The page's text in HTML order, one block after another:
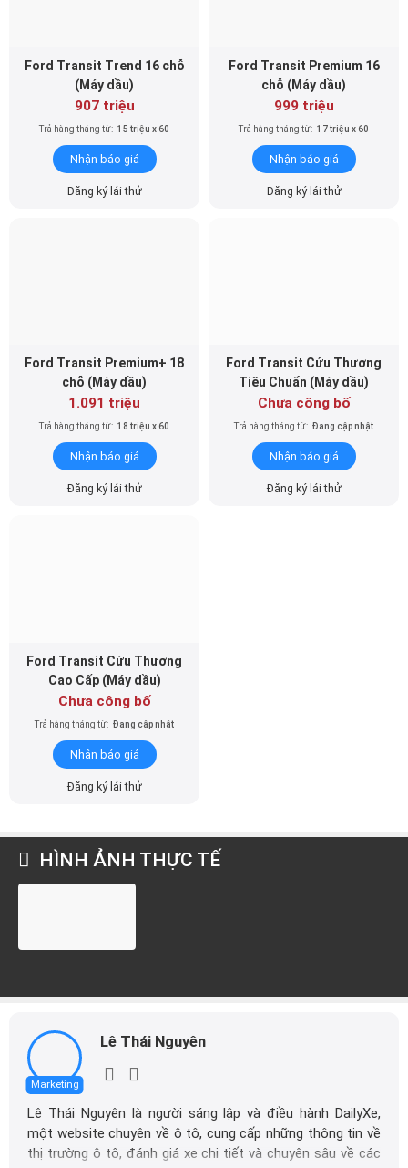
Ford Transit Trend 16 chỗ
(Máy dầu)
907 triệu
Trả hàng tháng từ: 15 triệu x 60
Nhận báo giá
Đăng ký lái thử
Ford Transit Premium 16
chỗ (Máy dầu)
999 triệu
Trả hàng tháng từ: 17 triệu x 60
Nhận báo giá
Đăng ký lái thử
Ford Transit Premium+ 18
chỗ (Máy dầu)
1.091 triệu
Trả hàng tháng từ: 18 triệu x 60
Nhận báo giá
Đăng ký lái thử
Ford Transit Cứu Thương
Tiêu Chuẩn (Máy dầu)
Chưa công bố
Trả hàng tháng từ: Đang cập nhật
Nhận báo giá
Đăng ký lái thử
Ford Transit Cứu Thương
Cao Cấp (Máy dầu)
Chưa công bố
Trả hàng tháng từ: Đang cập nhật
Nhận báo giá
Đăng ký lái thử
HÌNH ẢNH THỰC TẾ
Marketing
Lê Thái Nguyên
Lê Thái Nguyên là người sáng lập và điều hành DailyXe,
một website chuyên về ô tô, cung cấp những thông tin về
thị trường ô tô, đánh giá xe chi tiết và chuyên sâu về các